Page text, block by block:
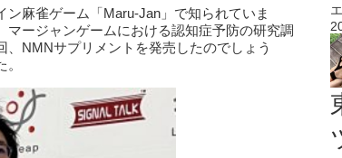
麻雀ゲーム「Maru-Jan」で知られていま
ージャンゲームにおける認知症予防の研究調
NMNサプリメントを発売したのでしょう